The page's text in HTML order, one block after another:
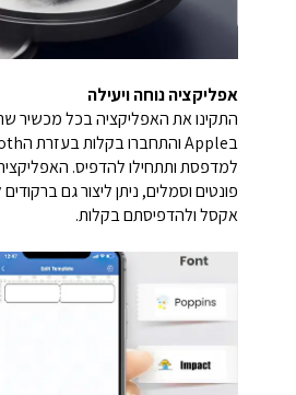
אפליקציה נוחה ויעילה
למדפסת ותתחילו להדפיס.
פונטים וסמלים, ניתן ליצור גם
אקסל ולהדפיסתם בקלות.